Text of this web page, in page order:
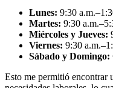
Lunes: 9:30
Martes: 9:30
Miércoles y Jueves:
Viernes: 9:30
Sábado y Domingo:
Esto me permitió encontrar